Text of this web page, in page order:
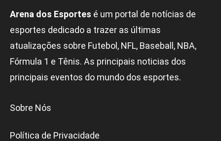
Arena dos Esportes é um portal de notícias de
esportes dedicado a trazer as últimas
atualizações sobre Futebol, NFL, Baseball, NBA,
Fórmula 1 e Tênis. As principais noticias dos
principais eventos do mundo dos esportes.
Sobre Nós
Política de Privacidade